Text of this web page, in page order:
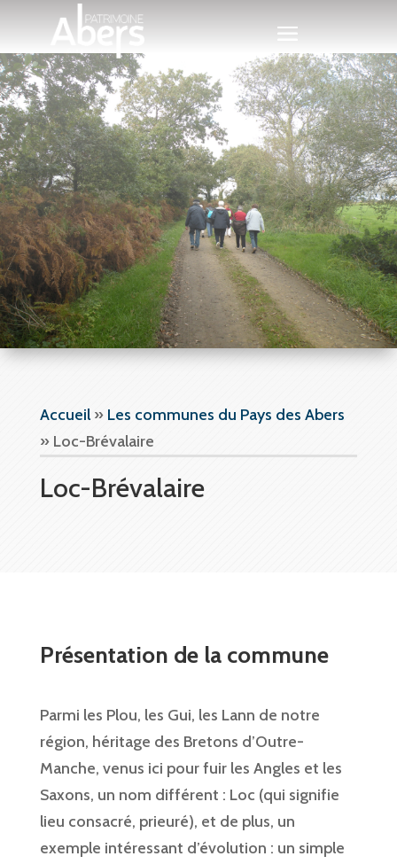
Accueil» Les communes du Pays des Abers
» Loc-Brévalaire
Loc-Brévalaire
Présentation de la commune
Parmi les Plou, les Gui, les Lann de notre
région, héritage des Bretons d’Outre-
Manche, venus ici pour fuir les Angles et les
Saxons, un nom différent : Loc (qui signifie
lieu consacré, prieuré), et de plus, un
exemple intéressant d’évolution : un simple